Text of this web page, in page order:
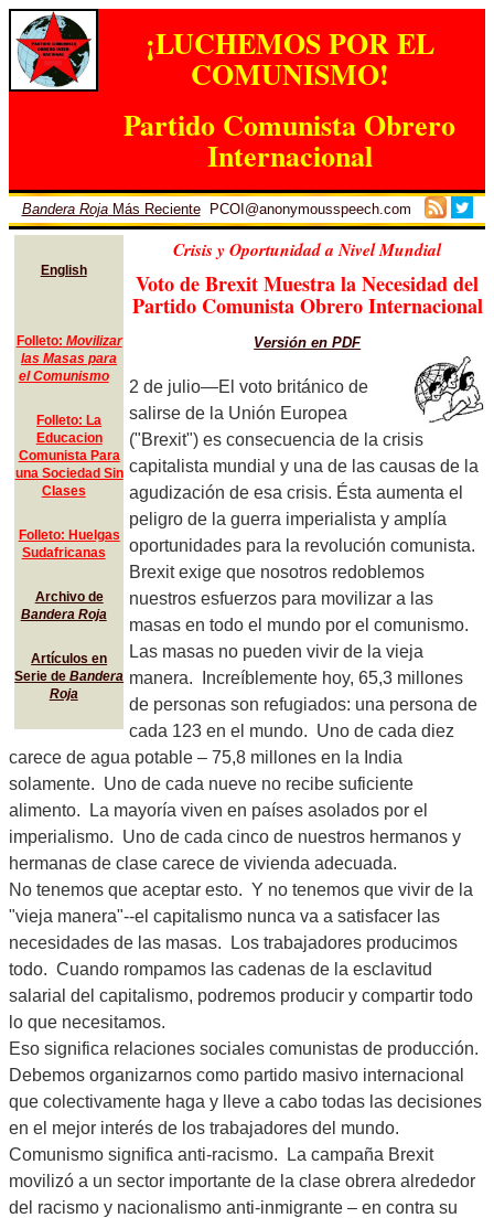
¡LUCHEMOS POR EL
COMUNISMO!
Partido Comunista Obrero
Internacional
Bandera RojaMás RecientePCOI@anonymousspeech.com
English
Folleto: Movilizar
las Masas para
el Comunismo
Folleto: La
Educacion
Comunista Para
una Sociedad Sin
Clases
Folleto: Huelgas
Sudafricanas
Archivo de
Bandera Roja
Artículos en
Serie deBandera
Roja
Crisis y Oportunidad a Nivel Mundial
Voto de Brexit Muestra la Necesidad del
Partido Comunista Obrero Internacional
Versión en PDF
2 de julio—El voto británico de
salirse de la Unión Europea
("Brexit") es consecuencia de la crisis
capitalista mundial y una de las causas de la
agudización de esa crisis. Ésta aumenta el
peligro de la guerra imperialista y amplía
oportunidades para la revolución comunista.
Brexit exige que nosotros redoblemos
nuestros esfuerzos para movilizar a las
masas en todo el mundo por el comunismo.
Las masas no pueden vivir de la vieja
manera. Increíblemente hoy, 65,3 millones
de personas son refugiados: una persona de
cada 123 en el mundo. Uno de cada diez
carece de agua potable – 75,8 millones en la India
solamente. Uno de cada nueve no recibe suficiente
alimento. La mayoría viven en países asolados por el
imperialismo. Uno de cada cinco de nuestros hermanos y
hermanas de clase carece de vivienda adecuada.
No tenemos que aceptar esto. Y no tenemos que vivir de la
"vieja manera"--el capitalismo nunca va a satisfacer las
necesidades de las masas. Los trabajadores producimos
todo. Cuando rompamos las cadenas de la esclavitud
salarial del capitalismo, podremos producir y compartir todo
lo que necesitamos.
Eso significa relaciones sociales comunistas de producción.
Debemos organizarnos como partido masivo internacional
que colectivamente haga y lleve a cabo todas las decisiones
en el mejor interés de los trabajadores del mundo.
Comunismo significa anti-racismo. La campaña Brexit
movilizó a un sector importante de la clase obrera alrededor
del racismo y nacionalismo anti-inmigrante – en contra su